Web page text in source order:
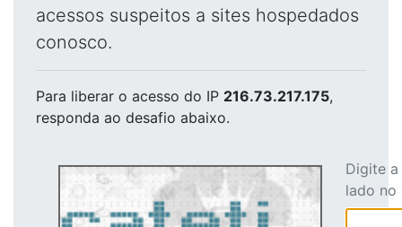
acessos suspeitos a sites hospedados
conosco.
Para liberar o acesso do IP 216.73.217.175,
responda ao desafio abaixo.
Digite
lado no